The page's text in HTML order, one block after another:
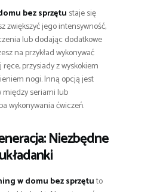
bez sprzętu staje się
zwiększyć jego intensywność,
lub dodając dodatkowe
na przykład wykonywać
przysiady z wyskokiem
nogi. Inną opcją jest
między seriami lub
wykonywania ćwiczeń.
Niezbędne
w domu bez sprzętuto